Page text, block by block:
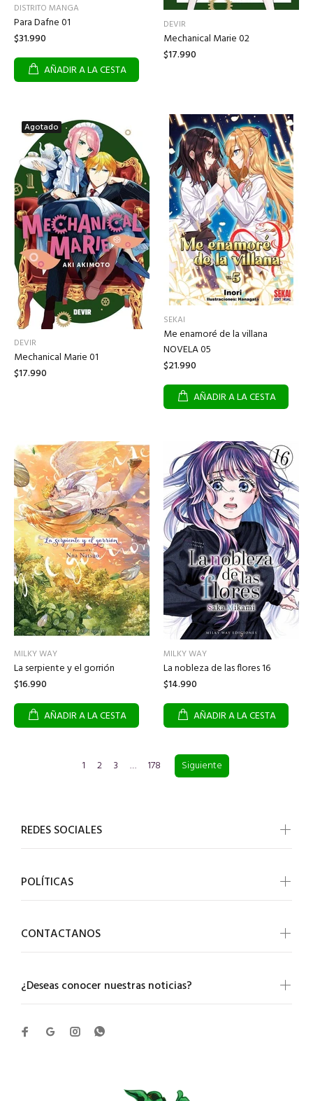
DISTRITO MANGA
Para Dafne 01
$31.990
AÑADIR A LA CESTA
DEVIR
Mechanical Marie 02
$17.990
Agotado
DEVIR
Mechanical Marie 01
$17.990
SEKAI
Me enamoré de la villana
NOVELA 05
$21.990
AÑADIR A LA CESTA
MILKY WAY
La serpiente y el gorrión
$16.990
AÑADIR A LA CESTA
MILKY WAY
La nobleza de las flores 16
$14.990
AÑADIR A LA CESTA
1 2 3 … 178 Siguiente
¿Deseas conocer nuestras noticias?
REDES SOCIALES
POLÍTICAS
CONTACTANOS